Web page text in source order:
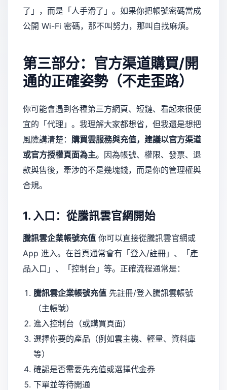
了」，而是「人手滑了」。如果你把帳號密碼當成
公開 Wi-Fi 密碼，那不叫努力，那叫自找麻煩。
第三部分：官方渠道購買/開
通的正確姿勢（不走歪路）
你可能會遇到各種第三方網頁、短鏈、看起來很便
宜的「代理」。我理解大家都想省，但我還是想把
風險講清楚： 購買雲服務與充值，建議以官方渠道
或官方授權頁面為主。因為帳號、權限、發票、退
款與售後，牽涉的不是幾塊錢，而是你的管理權與
合規。
1. 入口：從騰訊雲官網開始
騰訊雲企業帳號充值 你可以直接從騰訊雲官網或
App 進入。在首頁通常會有「登入/註冊」、「產
品入口」、「控制台」等。正確流程通常是：
騰訊雲企業帳號充值先註冊/登入騰訊雲帳號
（主帳號）
進入控制台（或購買頁面）
選擇你要的產品（例如雲主機、輕量、資料庫
等）
確認是否需要先充值或選擇代金券
下單並等待開通